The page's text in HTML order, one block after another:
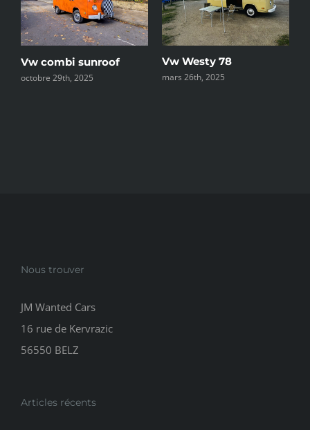
Vw combi sunroof
octobre 29th, 2025
Vw Westy 78
mars 26th, 2025
Nous trouver
JM Wanted Cars
16 rue de Kervrazic
56550 BELZ
Articles récents